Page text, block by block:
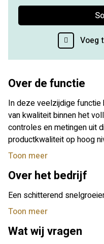
Voeg
Over de functie
In deze veelzijdige functie
van kwaliteit binnen het
controles en metingen uit
productkwaliteit op hoog
kritische en analytische
heldere en betrouwbare
antwoorden op hun
ondersteun je
werkzaamheden zoals
controles,
Toon meer
Over het bedrijf
Een schitterend
Toon meer
Wat wij vragen